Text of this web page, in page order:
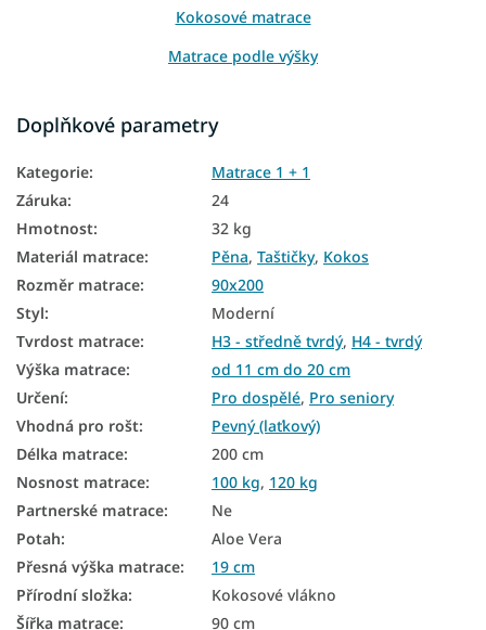
Kokosové matrace
Matrace podle výšky
Matrace Aloe Vera
Matrace podle tvrdosti
Tvrdé matrace
Malé matrace
Dětské kokosové matrace
Taštičkové matrace 90x200
Kokosové matrace 90x200
Matrace 1+1 90x200
Matrace Aloe Vera 90x200
Vysoké matrace 90x200
Matrace tvrdost H3
Doplňkové parametry
Kategorie:
Matrace 1 + 1
Záruka:
24
Hmotnost:
32 kg
Materiál matrace: Pěna, Taštičky, Kokos
Rozměr matrace:
90x200
Styl:
Moderní
Tvrdost matrace: H3 - středně tvrdý, H4 - tvrdý
Výška matrace:
od 11 cm do 20 cm
Určení: Pro dospělé, Pro seniory
Vhodná pro rošt:
Pevný (laťkový)
Délka matrace:
200 cm
Nosnost matrace: 100 kg, 120 kg
Partnerské matrace:
Ne
Potah:
Aloe Vera
Přesná výška matrace:
19 cm
Přírodní složka:
Kokosové vlákno
Šířka matrace: 90 cm